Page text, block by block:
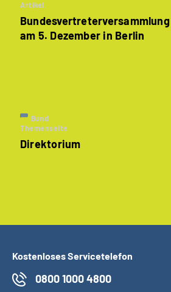
Artikel
Bundesvertreter­versammlung
am 5. Dezember in Berlin
Bund
Themenseite
Direktorium
Kostenloses Servicetelefon
0800 1000 4800